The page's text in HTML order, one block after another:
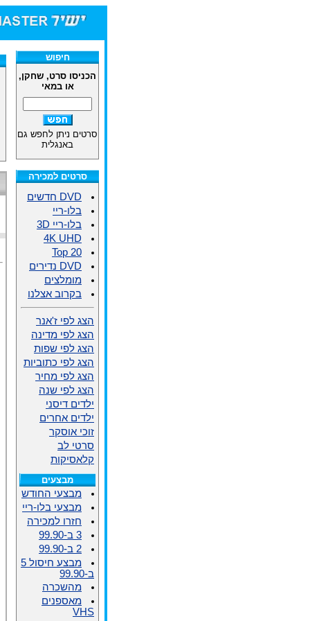
חיפוש
הכניסו סרט, שחקן,
או במאי
סרטים ניתן לחפש גם
באנגלית
סרטים למכירה
DVD חדשים
בלו-ריי
בלו-ריי 3D
4K UHD
Top 20
DVD נדירים
מומלצים
בקרוב אצלנו
הצג לפי ז'אנר
הצג לפי מדינה
הצג לפי שפות
הצג לפי כתוביות
הצג לפי מחיר
הצג לפי שנה
ילדים דיסני
ילדים אחרים
זוכי אוסקר
סרטי לב
קלאסיקות
מבצעים
מבצעי החודש
מבצעי בלו-ריי
חזרו למכירה
3 ב-99.90
2 ב-99.90
מבצע חיסול 5
ב-99.90
מהשכרה
מאספנים
VHS